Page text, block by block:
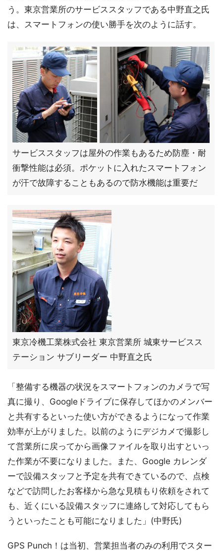
う。東京営業所のサービススタッフである中野直之氏
は、スマートフォンの使い勝手を次のように話す。
サービススタッフは屋外の作業もあるため防塵・耐
衝撃性能は必須。ポケットに入れたスマートフォン
が汗で故障することもあるので防水機能は重要だ
東京冷機工業株式会社 東京営業所 城東サービスス
テーション サブリーダー 中野直之氏
「整備する機器の状況をスマートフォンのカメラで写
真に撮り、Googleドライブに保存してほかのメンバー
と共有するといった使い方ができるようになって作業
効率が上がりました。以前のようにデジカメで撮影し
て営業所に戻ってから画像ファイルを取り出すといっ
た作業が不要になりました。また、Google カレンダ
ーで設備スタッフと予定を共有できているので、点検
などで訪問したお客様から急な見積もり依頼をされて
も、近くにいる設備スタッフに連絡して対応してもら
うといったことも可能になりました」(中野氏)
GPS Punch！は当初、営業担当者のみの利用でスター